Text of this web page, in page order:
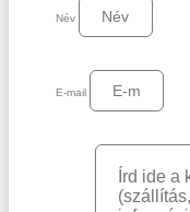
Név
E-mail